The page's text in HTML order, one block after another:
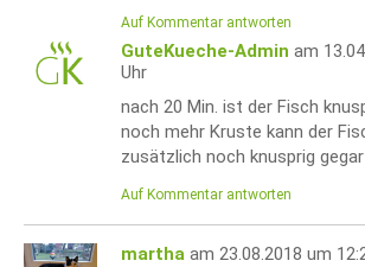
Auf Kommentar antworten
GuteKueche-Admin am
Uhr
nach 20 Min. ist der Fisch
noch mehr Kruste kann der
zusätzlich noch knusprig
Auf Kommentar antworten
martha am 23.08.2018 um